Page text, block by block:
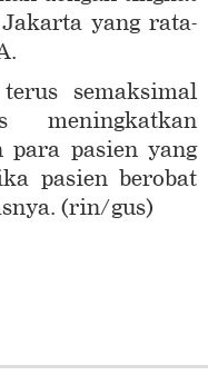
yang rata-
semaksimal
pasien yang
pasien berobat
(rin/gus)